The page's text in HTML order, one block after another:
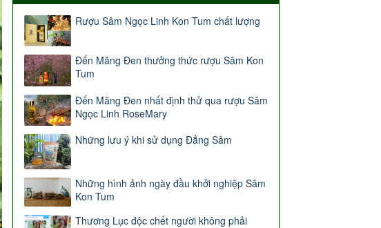
Rượu Sâm Ngọc Linh Kon Tum chất lượng
Đến Măng Đen thưởng thức rượu Sâm Kon
Tum
Đến Măng Đen nhất định thử qua rượu Sâm
Ngọc Linh RoseMary
Những lưu ý khi sử dụng Đẳng Sâm
Những hình ảnh ngày đầu khởi nghiệp Sâm
Kon Tum
Thương Lục độc chết người không phải